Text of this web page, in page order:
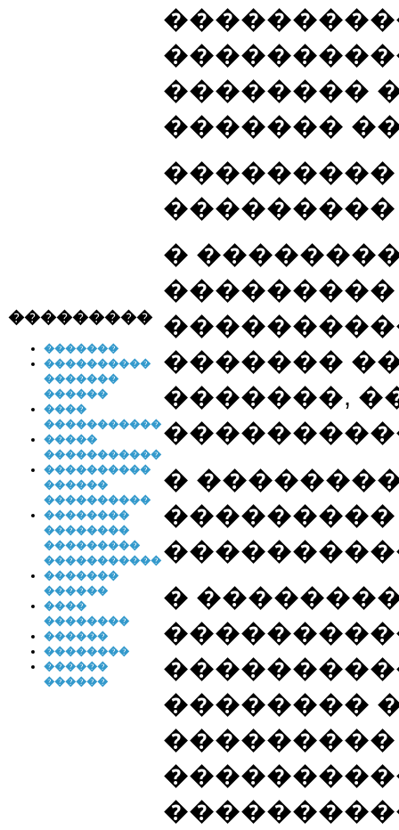
���������
�������
����������
�������
������
����
�����������
�����
�����������
����������
������
����������
��������
��������
���������
�����������
�������
������
����
��������
������
��������
������
������
��������
�������
�
�������
�������,
�
�
��������